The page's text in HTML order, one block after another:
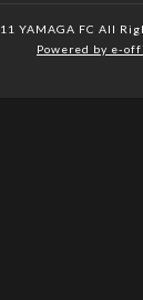
YAMAGA FC All
Powered by e-